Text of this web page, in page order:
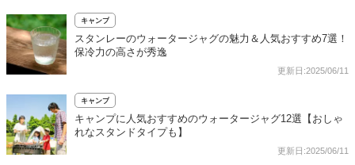
キャンプ
スタンレーのウォータージャグの魅力＆人気おすすめ7選！
保冷力の高さが秀逸
更新日:2025/06/11
キャンプ
キャンプに人気おすすめのウォータージャグ12選【おしゃ
れなスタンドタイプも】
更新日:2025/06/11